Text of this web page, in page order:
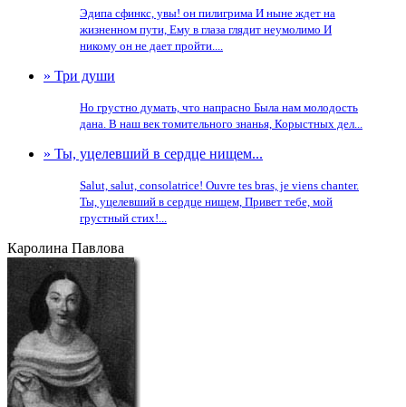
Эдипа сфинкс, увы! он пилигрима И ныне ждет на
жизненном пути, Ему в глаза глядит неумолимо И
никому он не дает пройти....
» Три души
Но грустно думать, что напрасно Была нам молодость
дана. В наш век томительного знанья, Корыстных дел...
» Ты, уцелевший в сердце нищем...
Salut, salut, consolatrice! Ouvre tes bras, je viens chanter.
Ты, уцелевший в сердце нищем, Привет тебе, мой
грустный стих!...
Каролина Павлова